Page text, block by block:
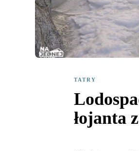
TATRY
łojanta